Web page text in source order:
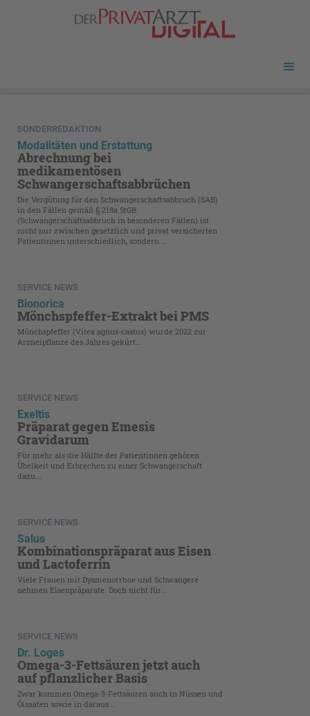
SONDERREDAKTION
Modalitäten und Erstattung
Abrechnung bei
medikamentösen
Schwangerschaftsabbrüchen
Die Vergütung für den Schwangerschaftsabbruch (SAB)
in den Fällen gemäß § 218a StGB
(Schwangerschaftsabbruch in besonderen Fällen) ist
nicht nur zwischen gesetzlich und privat versicherten
Patientinnen unterschiedlich, sondern ...
SERVICE NEWS
Bionorica
Mönchspfeffer-Extrakt bei PMS
Mönchspfeffer (Vitex agnus-castus) wurde 2022 zur
Arzneipflanze des Jahres gekürt...
SERVICE NEWS
Exeltis
Präparat gegen Emesis
Gravidarum
Für mehr als die Hälfte der Patientinnen gehören
Übelkeit und Erbrechen zu einer Schwangerschaft
dazu...
SERVICE NEWS
Salus
Kombinationspräparat aus Eisen
und Lactoferrin
Viele Frauen mit Dysmenorrhoe und Schwangere
nehmen Eisenpräparate. Doch nicht für...
SERVICE NEWS
Dr. Loges
Omega-3-Fettsäuren jetzt auch
auf pflanzlicher Basis
Zwar kommen Omega-3-Fettsäuren auch in Nüssen und
Ölsaaten ­sowie in daraus...